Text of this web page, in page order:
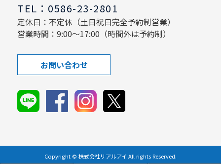
TEL：0586-23-2801
定休日：不定休（土日祝日完全予約制営業）
営業時間：9:00～17:00（時間外は予約制）
お問い合わせ
Copyright © 株式会社リアルアイ All rights Reserved.